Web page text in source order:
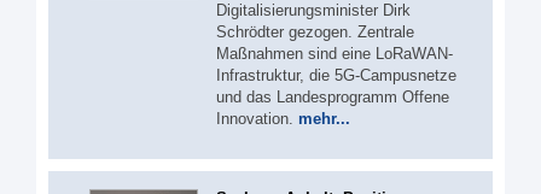
Digitalisierungsminister Dirk
Schrödter gezogen. Zentrale
Maßnahmen sind eine LoRaWAN-
Infrastruktur, die 5G-Campusnetze
und das Landesprogramm Offene
Innovation. mehr...